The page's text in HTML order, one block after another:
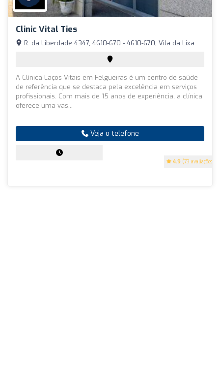
Clinic Vital Ties
4.9 (73 avaliações)
R. da Liberdade 4347, 4610-670 - 4610-670, Vila da Lixa
A Clínica Laços Vitais em Felgueiras é um centro de saúde
de referência que se destaca pela excelência em serviços
profissionais. Com mais de 15 anos de experiência, a clínica
oferece uma vas...
Veja o telefone